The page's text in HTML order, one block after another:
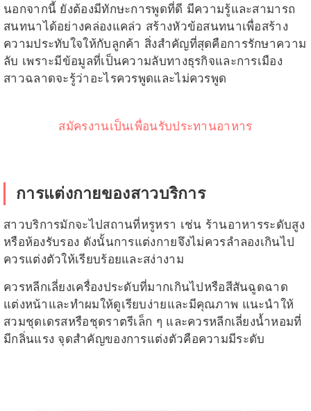
นอกจากนี้ ยังต้องมีทักษะการพูดที่ดี มีความรู้และสามารถ
สนทนาได้อย่างคล่องแคล่ว สร้างหัวข้อสนทนาเพื่อสร้าง
ความประทับใจให้กับลูกค้า สิ่งสำคัญที่สุดคือการรักษาความ
ลับ เพราะมีข้อมูลที่เป็นความลับทางธุรกิจและการเมือง
สาวฉลาดจะรู้ว่าอะไรควรพูดและไม่ควรพูด
สมัครงานเป็นเพื่อนรับประทานอาหาร
การแต่งกายของสาวบริการ
สาวบริการมักจะไปสถานที่หรูหรา เช่น ร้านอาหารระดับสูง
หรือห้องรับรอง ดังนั้นการแต่งกายจึงไม่ควรลำลองเกินไป
ควรแต่งตัวให้เรียบร้อยและสง่างาม
ควรหลีกเลี่ยงเครื่องประดับที่มากเกินไปหรือสีสันฉูดฉาด
แต่งหน้าและทำผมให้ดูเรียบง่ายและมีคุณภาพ แนะนำให้
สวมชุดเดรสหรือชุดราตรีเล็ก ๆ และควรหลีกเลี่ยงน้ำหอมที่
มีกลิ่นแรง จุดสำคัญของการแต่งตัวคือความมีระดับ